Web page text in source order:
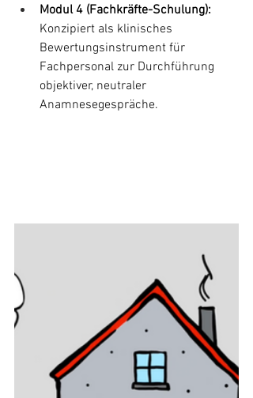
Modul 4 (Fachkräfte-Schulung):
Konzipiert als klinisches
Bewertungsinstrument für
Fachpersonal zur Durchführung
objektiver, neutraler
Anamnesegespräche.